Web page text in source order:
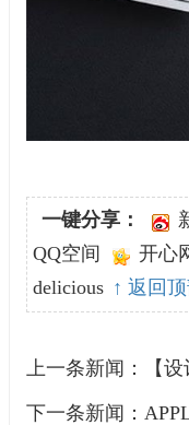
一键分享：
QQ空间
开心
delicious ↑ 返回
上一条新闻： 【
下一条新闻：